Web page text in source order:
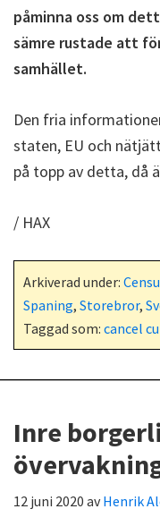
påminna oss om
sämre rustade att
samhället.
Den fria
staten, EU och
på topp av detta, då
/ HAX
Arkiverad under:
Spaning, Storebror,
Taggad som: cancel
Inre
12 juni 2020 avHenrik